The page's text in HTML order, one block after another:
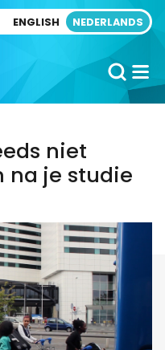
ENGLISH NEDERLANDS
niet
na je studie